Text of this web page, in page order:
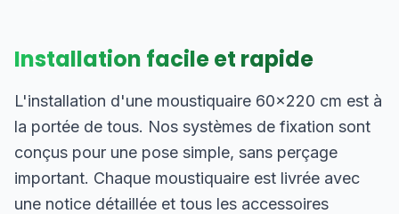
Installation facile et rapide
L'installation d'une moustiquaire 60×220 cm est à
la portée de tous. Nos systèmes de fixation sont
conçus pour une pose simple, sans perçage
important. Chaque moustiquaire est livrée avec
une notice détaillée et tous les accessoires